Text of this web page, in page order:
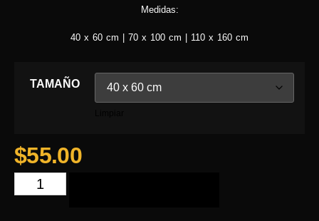
Medidas:
40 x 60 cm | 70 x 100 cm | 110 x 160 cm
TAMAÑO
$55.00